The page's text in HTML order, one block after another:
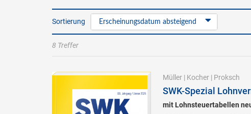
Sortierung Erscheinungsdatum absteigend
8 Treffer
Müller| Kocher| Proksch
SWK-Spezial
mit Lohnsteuertabellen